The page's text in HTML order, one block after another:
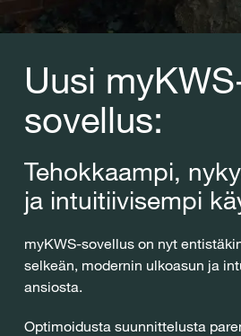
Uusi
sovellus:
Tehokkaampi,
ja intuitiivisempi
myKWS-sovellus on nyt
selkeän, modernin ulkoasun ja
ansiosta.
Optimoidusta suunnittelusta